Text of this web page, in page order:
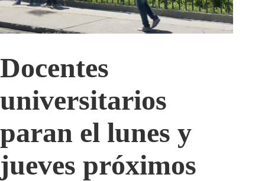
Docentes
universitarios
paran el lunes y
jueves próximos